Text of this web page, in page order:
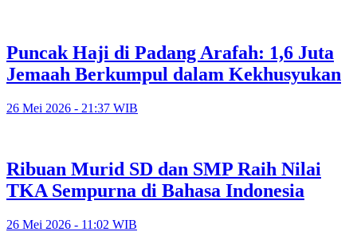
Puncak Haji di Padang Arafah: 1,6 Juta
Jemaah Berkumpul dalam Kekhusyukan
26 Mei 2026 - 21:37 WIB
Ribuan Murid SD dan SMP Raih Nilai
TKA Sempurna di Bahasa Indonesia
26 Mei 2026 - 11:02 WIB